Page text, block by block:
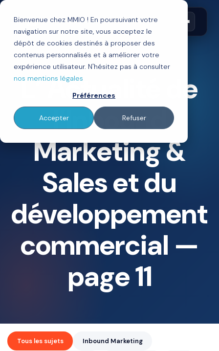
Bienvenue chez MMIO ! En poursuivant votre
navigation sur notre site, vous acceptez le
dépôt de cookies destinés à proposer des
contenus personnalisés et à améliorer votre
expérience utilisateur. N'hésitez pas à consulter
nos mentions légales
Préférences
Accepter Refuser
BLOG
L’ Actualité de
l’Inbound
Marketing &
Sales et du
développement
commercial —
page 11
Tous les sujets Inbound Marketing